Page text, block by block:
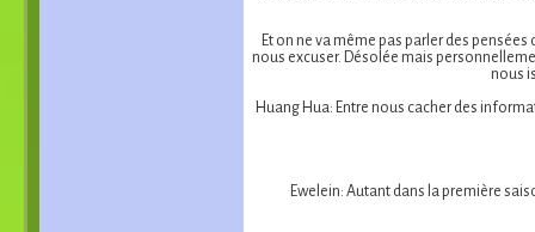
Et on ne va même pas parler des pensées
nous excuser. Désolée mais
nous
Huang Hua: Entre nous cacher des
Ewelein: Autant dans la première